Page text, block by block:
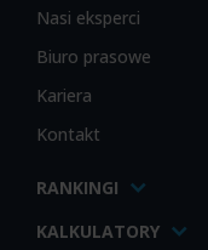
Nasi eksperci
Biuro prasowe
Kariera
Kontakt
RANKINGI
KALKULATORY